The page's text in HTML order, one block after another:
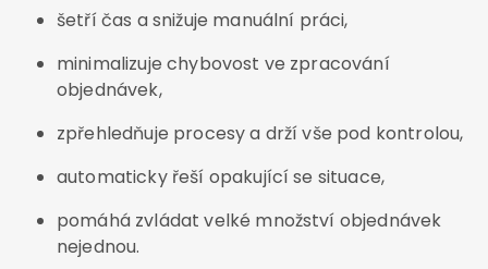
šetří čas a snižuje manuální práci,
minimalizuje chybovost ve zpracování
objednávek,
zpřehledňuje procesy a drží vše pod kontrolou,
automaticky řeší opakující se situace,
pomáhá zvládat velké množství objednávek
nejednou.